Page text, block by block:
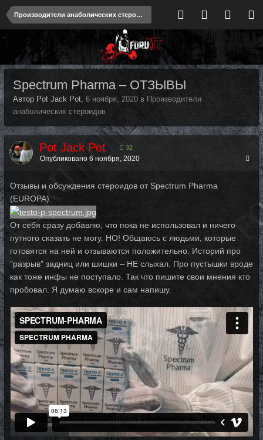
Производители анаболических стероидов
Spectrum Pharma – ОТЗЫВЫ
Автор Pot Jack Pot, 6 ноября, 2020 в Производители
анаболических стероидов
Pot Jack Pot 32
Опубликовано 6 ноября, 2020
Отзывы и обсуждения стероидов от Spectrum Pharma
(EUROPA).
От себя сразу добавлю, что пока не использовал и ничего
путного сказать не могу. НО! Общаюсь с людьми, которые
готовятся на ней и отзываются положительно. Историй про
"разрыв" задниц или шишки – НЕ слыхал. Про пустышки вроде
как тоже инфы не поступало. Так что пишите свои мнения кто
пробовал. Я думаю вскоре и сам напишу.